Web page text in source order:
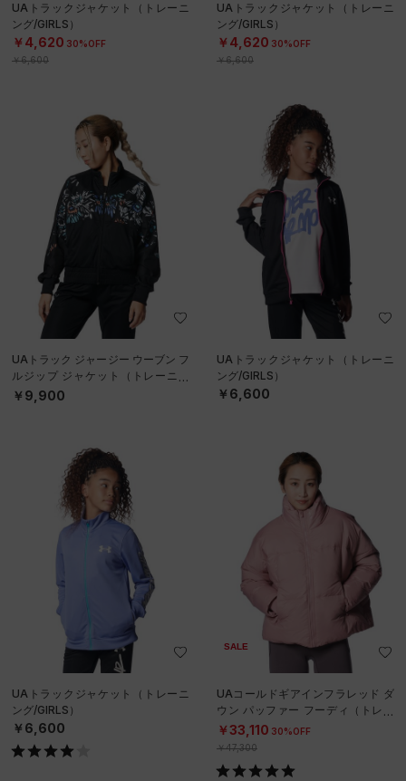
UAトラックジャケット（トレーニ
ング/GIRLS）
￥4,620 30%OFF
￥6,600
UAトラックジャケット（トレーニ
ング/GIRLS）
￥4,620 30%OFF
￥6,600
UAトラック ジャージー ウーブン フ
ルジップ ジャケット（トレーニン
グ/WOMEN）
￥9,900
UAトラックジャケット（トレーニ
ング/GIRLS）
￥6,600
UAトラックジャケット（トレーニ
ング/GIRLS）
￥6,600
SALE
UAコールドギアインフラレッド ダ
ウン パッファー フーディ（トレー
ニング/WOMEN）
￥33,110 30%OFF
￥47,300